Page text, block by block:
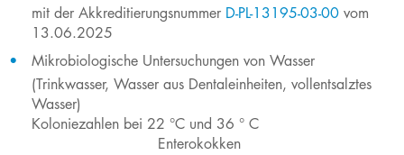
mit der Akkreditierungsnummer D-PL-13195-03-00 vom
13.06.2025
Mikrobiologische Untersuchungen von Wasser
(Trinkwasser, Wasser aus Dentaleinheiten, vollentsalztes
Wasser)
Koloniezahlen bei 22 °C und 36 °​ C
Enterokokken